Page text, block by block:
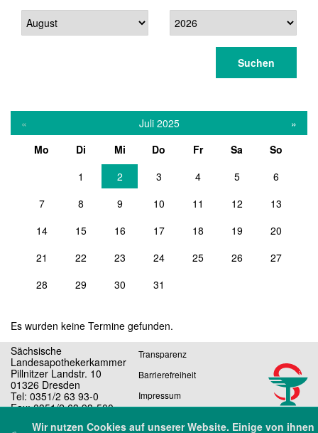
Suchen
« Juli 2025
»
Mo
Di Mi Do Fr Sa
So
1
2 3 4 5
6
7
8 9 10 11 12
13
14
15 16 17 18 19
20
21
22 23 24 25 26
27
28
29 30 31
Es wurden keine Termine gefunden.
Sächsische
Landesapothekerkammer
Pillnitzer Landstr. 10
01326 Dresden
Tel: 0351/2 63 93-0
Fax: 0351/2 63 93-500
Transparenz
Barrierefreiheit
Impressum
Wir nutzen Cookies auf unserer Website. Einige von ihnen